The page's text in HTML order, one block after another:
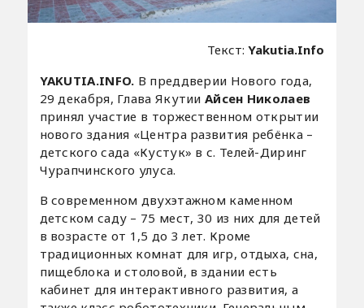
Текст:Yakutia.Info
YAKUTIA.INFO. В преддверии Нового года,
29 декабря, Глава Якутии Айсен Николаев
принял участие в торжественном открытии
нового здания «Центра развития ребёнка –
детского сада «Кустук» в с. Телей-Диринг
Чурапчинского улуса.
В современном двухэтажном каменном
детском саду – 75 мест, 30 из них для детей
в возрасте от 1,5 до 3 лет. Кроме
традиционных комнат для игр, отдыха, сна,
пищеблока и столовой, в здании есть
кабинет для интерактивного развития, а